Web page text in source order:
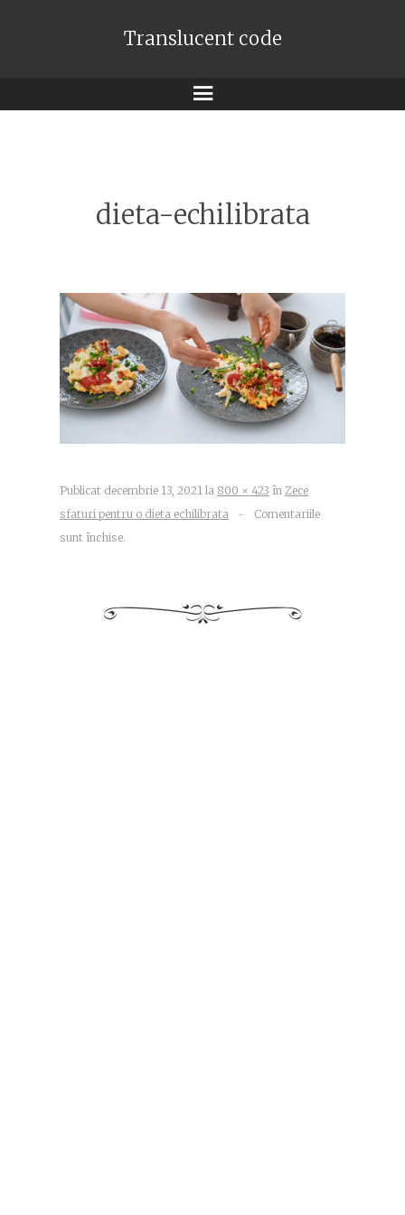
Translucent code
Meniu
dieta-echilibrata
Publicat decembrie 13, 2021 la 800 × 423 în Zece
sfaturi pentru o dieta echilibrata
~
Comentariile
sunt închise.